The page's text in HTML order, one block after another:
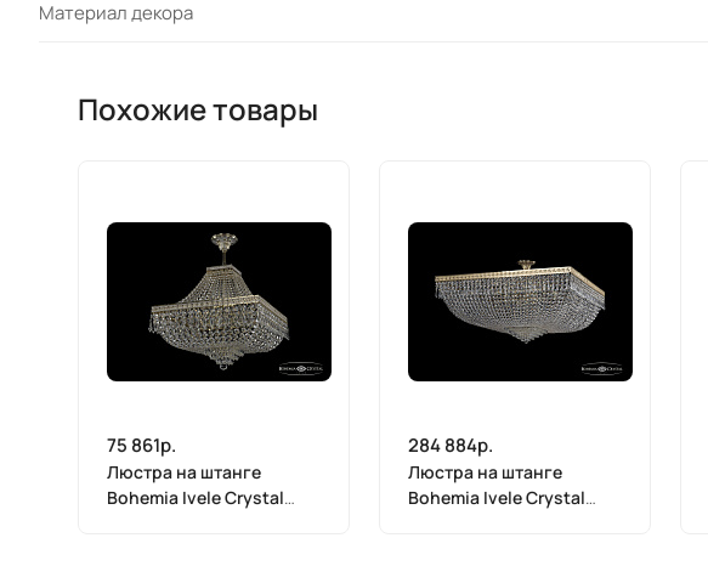
Материал декора
Похожие товары
75 861р.
Люстра на штанге
Bohemia Ivele Crystal
284 884р.
Люстра на штанге
Bohemia Ivele Crystal